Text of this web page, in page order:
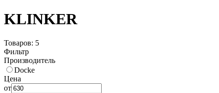
KLINKER
Товаров: 5
Фильтр
Производитель
Docke
Цена
от